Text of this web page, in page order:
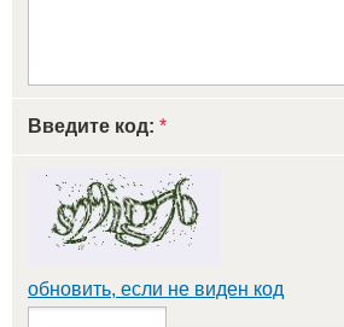
Введите код: *
обновить, если не виден код